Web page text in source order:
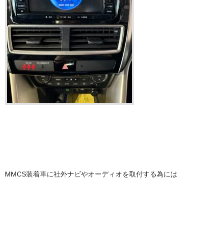
MMCS装着車に社外ナビやオーディオを取付する為には